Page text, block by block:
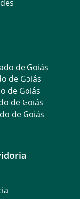
de Goiás
de Goiás
de Goiás
de Goiás
de Goiás